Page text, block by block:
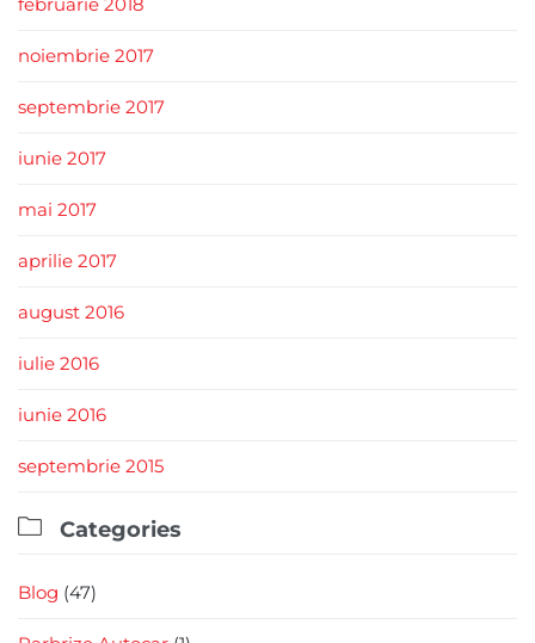
noiembrie 2017
septembrie 2017
iunie 2017
mai 2017
aprilie 2017
august 2016
iulie 2016
iunie 2016
septembrie 2015
 Categories
Blog (47)